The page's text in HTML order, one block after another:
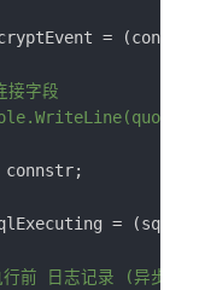
=
接字段
quot;
connstr;
= (sql,
前 日志记录 (异步)